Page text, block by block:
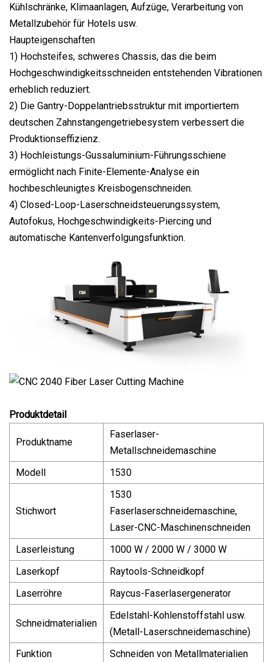
Kühlschränke, Klimaanlagen, Aufzüge, Verarbeitung von
Metallzubehör für Hotels usw.
Haupteigenschaften
1) Hochsteifes, schweres Chassis, das die beim
Hochgeschwindigkeitsschneiden entstehenden Vibrationen
erheblich reduziert.
2) Die Gantry-Doppelantriebsstruktur mit importiertem
deutschen Zahnstangengetriebesystem verbessert die
Produktionseffizienz.
3) Hochleistungs-Gussaluminium-Führungsschiene
ermöglicht nach Finite-Elemente-Analyse ein
hochbeschleunigtes Kreisbogenschneiden.
4) Closed-Loop-Laserschneidsteuerungssystem,
Autofokus, Hochgeschwindigkeits-Piercing und
automatische Kantenverfolgungsfunktion.
Produktdetail
Produktname
Faserlaser-
Metallschneidemaschine
Modell
1530
Stichwort
1530
Faserlaserschneidemaschine,
Laser-CNC-Maschinenschneiden
Laserleistung
1000 W / 2000 W / 3000 W
Laserkopf
Raytools-Schneidkopf
Laserröhre
Raycus-Faserlasergenerator
Schneidmaterialien
Edelstahl-Kohlenstoffstahl usw.
(Metall-Laserschneidemaschine)
Funktion
Schneiden von Metallmaterialien